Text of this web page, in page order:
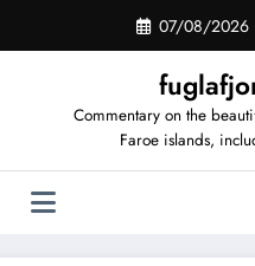
indhold
07/08/2026
Commentary on the
Faroe islands,